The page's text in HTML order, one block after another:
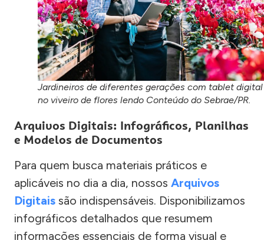
Jardineiros de diferentes gerações com tablet digital
no viveiro de flores lendo Conteúdo do Sebrae/PR.
Arquivos Digitais: Infográficos, Planilhas
e Modelos de Documentos
Para quem busca materiais práticos e
aplicáveis no dia a dia, nossos Arquivos
Digitais são indispensáveis. Disponibilizamos
infográficos detalhados que resumem
informações essenciais de forma visual e